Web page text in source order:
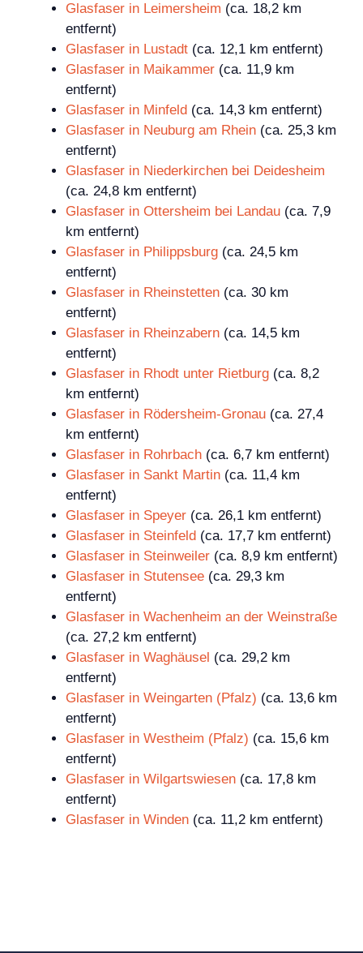
Glasfaser in Leimersheim (ca. 18,2 km
entfernt)
Glasfaser in Lustadt (ca. 12,1 km entfernt)
Glasfaser in Maikammer (ca. 11,9 km
entfernt)
Glasfaser in Minfeld (ca. 14,3 km entfernt)
Glasfaser in Neuburg am Rhein (ca. 25,3 km
entfernt)
Glasfaser in Niederkirchen bei Deidesheim
(ca. 24,8 km entfernt)
Glasfaser in Ottersheim bei Landau (ca. 7,9
km entfernt)
Glasfaser in Philippsburg (ca. 24,5 km
entfernt)
Glasfaser in Rheinstetten (ca. 30 km
entfernt)
Glasfaser in Rheinzabern (ca. 14,5 km
entfernt)
Glasfaser in Rhodt unter Rietburg (ca. 8,2
km entfernt)
Glasfaser in Rödersheim-Gronau (ca. 27,4
km entfernt)
Glasfaser in Rohrbach (ca. 6,7 km entfernt)
Glasfaser in Sankt Martin (ca. 11,4 km
entfernt)
Glasfaser in Speyer (ca. 26,1 km entfernt)
Glasfaser in Steinfeld (ca. 17,7 km entfernt)
Glasfaser in Steinweiler (ca. 8,9 km entfernt)
Glasfaser in Stutensee (ca. 29,3 km
entfernt)
Glasfaser in Wachenheim an der Weinstraße
(ca. 27,2 km entfernt)
Glasfaser in Waghäusel (ca. 29,2 km
entfernt)
Glasfaser in Weingarten (Pfalz) (ca. 13,6 km
entfernt)
Glasfaser in Westheim (Pfalz) (ca. 15,6 km
entfernt)
Glasfaser in Wilgartswiesen (ca. 17,8 km
entfernt)
Glasfaser in Winden (ca. 11,2 km entfernt)